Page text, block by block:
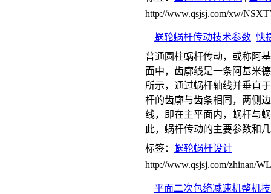
http://www.qsjsj.com/xw/
蜗轮蜗杆传动技术参数 快
普通圆柱蜗杆传动，或称阿
面中，齿廓线是一条阿基米
所示，通过蜗杆轴线并垂直
杆的齿廓与齿条相同，两侧
线，即在主平面内，蜗杆与
此，蜗杆传动的主要参数和
标签： 蜗轮蜗杆设计
http://www.qsjsj.com/zhinan/
平面二次包络减速机整机